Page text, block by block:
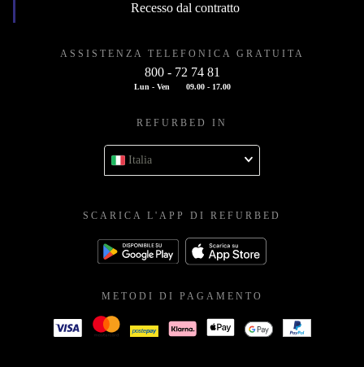
Recesso dal contratto
ASSISTENZA TELEFONICA GRATUITA
800 - 72 74 81
Lun - Ven 09.00 - 17.00
REFURBED IN
Italia
SCARICA L'APP DI REFURBED
METODI DI PAGAMENTO